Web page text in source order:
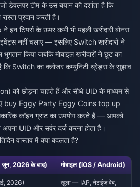
डेवलपर टीम के उस बयान को दर्शाता है कि
प्रदान करती है।
टियर्स के ऊपर कभी भी पहली खरीदारी बोनस
इवेंट्स नहीं चलाए — इसलिए Switch खरीदारों ने
किया जबकि मोबाइल खरीदारों ने छूट का
कि Switch का क्लोजर कम्युनिटी थ्रेड्स के सुझाव
को छोड़ना चाहते हैं और सीधे UID के माध्यम से
buy Eggy Party Eggy Coins top up
कॉइन ग्रांट का उपयोग करते हैं — आपको
UID और सर्वर दर्ज करना होता है।
वास्तव में क्या बदलता है?
जून, 2026 के बाद) मोबाइल (iOS / Android)
2026)
खुला — IAP, नेटईज़ वेब,